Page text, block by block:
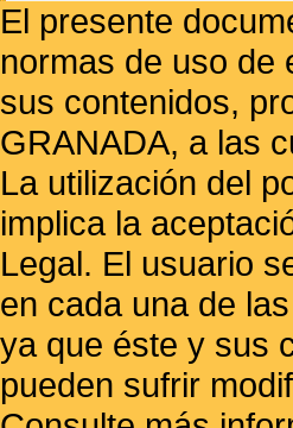
El presente
normas de uso de
sus contenidos,
GRANADA, a las
La utilización del
implica la
Legal. El usuario
en cada una de
ya que éste y sus
pueden sufrir